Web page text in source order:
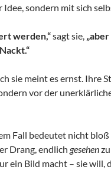
sondern mit sich
werden,“sagt sie,
sie meint es ernst. Ihre
vor der
Fall bedeutet nicht bloß
Drang, endlich gesehen
ein Bild macht – sie will,